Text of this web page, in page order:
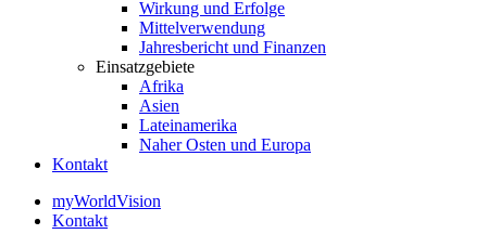
Wirkung und Erfolge
Mittelverwendung
Jahresbericht und Finanzen
Einsatzgebiete
Afrika
Asien
Lateinamerika
Naher Osten und Europa
Kontakt
myWorldVision
Kontakt